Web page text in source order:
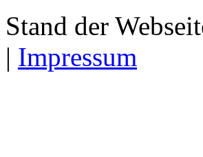
Stand der
| Impressum